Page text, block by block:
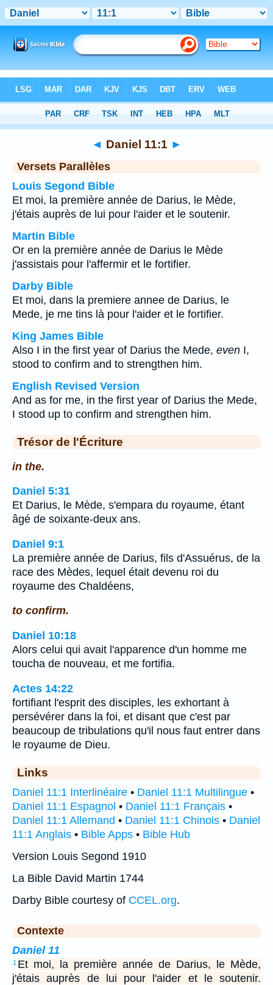
Chapitre 11> Verset 1
◄ Daniel 11:1 ►
Versets Parallèles
Louis Segond Bible
Et moi, la première année de Darius, le Mède,
j'étais auprès de lui pour l'aider et le soutenir.
Martin Bible
Or en la première année de Darius le Mède
j'assistais pour l'affermir et le fortifier.
Darby Bible
Et moi, dans la premiere annee de Darius, le
Mede, je me tins là pour l'aider et le fortifier.
King James Bible
Also I in the first year of Darius the Mede, even I,
stood to confirm and to strengthen him.
English Revised Version
And as for me, in the first year of Darius the Mede,
I stood up to confirm and strengthen him.
Trésor de l'Écriture
in the.
Daniel 5:31
Et Darius, le Mède, s'empara du royaume, étant
âgé de soixante-deux ans.
Daniel 9:1
La première année de Darius, fils d'Assuérus, de la
race des Mèdes, lequel était devenu roi du
royaume des Chaldéens,
to confirm.
Daniel 10:18
Alors celui qui avait l'apparence d'un homme me
toucha de nouveau, et me fortifia.
Actes 14:22
fortifiant l'esprit des disciples, les exhortant à
persévérer dans la foi, et disant que c'est par
beaucoup de tribulations qu'il nous faut entrer dans
le royaume de Dieu.
Links
Daniel 11:1 Interlinéaire • Daniel 11:1 Multilingue •
Daniel 11:1 Espagnol • Daniel 11:1 Français •
Daniel 11:1 Allemand • Daniel 11:1 Chinois • Daniel
11:1 Anglais • Bible Apps • Bible Hub
Version Louis Segond 1910
La Bible David Martin 1744
Darby Bible courtesy of CCEL.org.
Contexte
Daniel 11
1 Et moi, la première année de Darius, le Mède,
j'étais auprès de lui pour l'aider et le soutenir.